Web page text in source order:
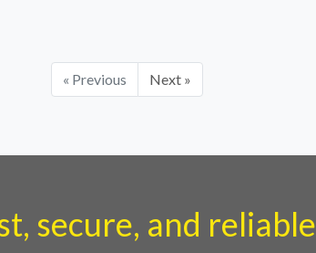
« Previous Next »
secure, and reliable